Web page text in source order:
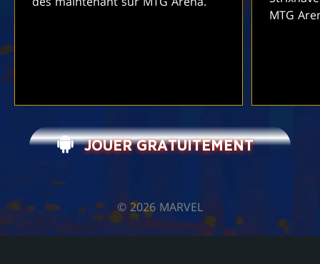
MTG
JOUER GRATUITEMENT
©️ 2026 MARVEL